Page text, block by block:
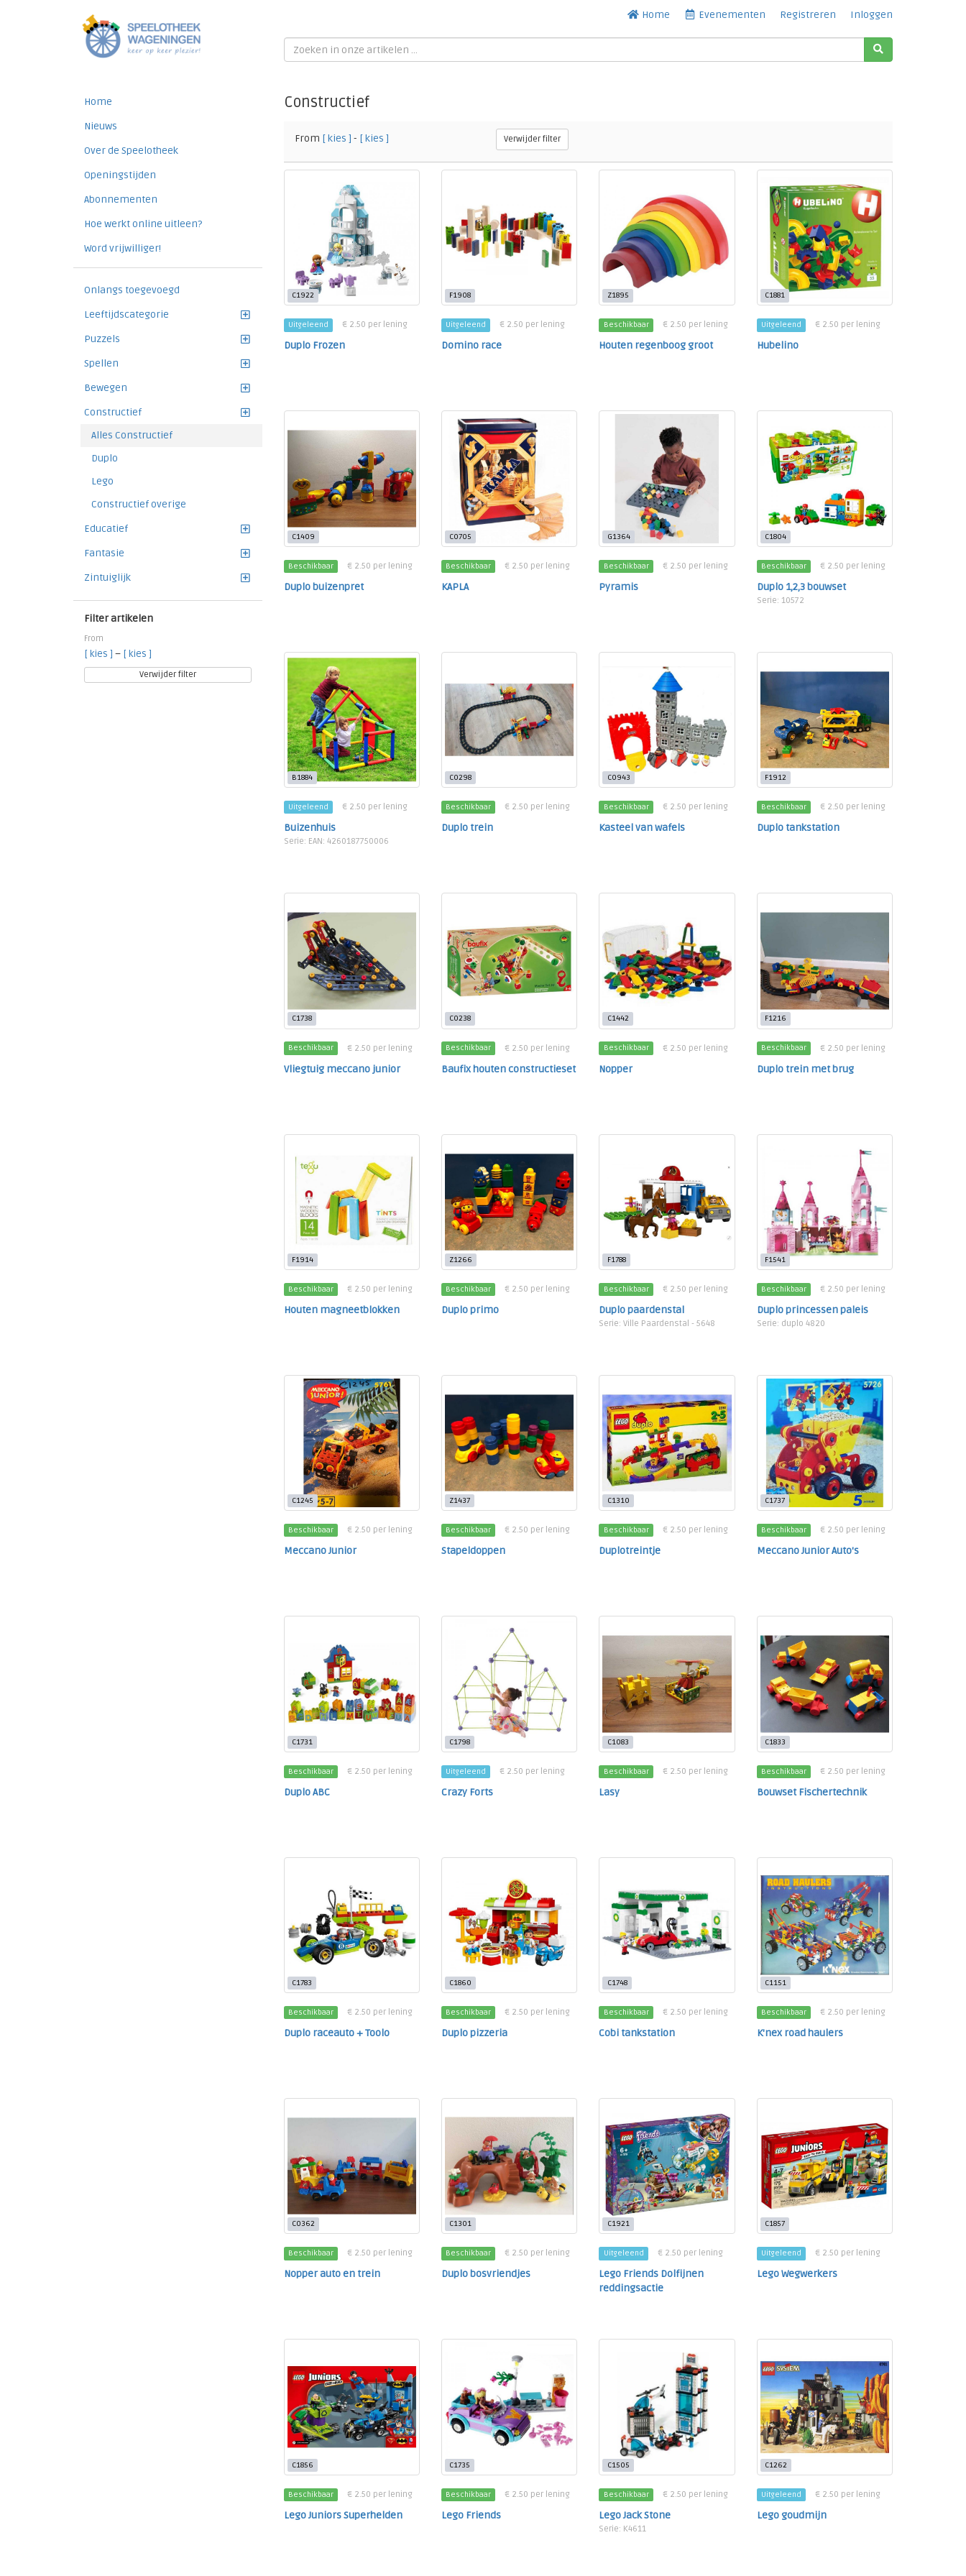
Home Evenementen Registreren Inloggen
Home
Nieuws
Over de Speelotheek
Openingstijden
Abonnementen
Hoe werkt online uitleen?
Word vrijwilliger!
Onlangs toegevoegd
Leeftijdscategorie
Puzzels
Spellen
Bewegen
Constructief
Alles Constructief
Duplo
Lego
Constructief overige
Educatief
Fantasie
Zintuiglijk
Filter artikelen
From
[ kies ] – [ kies ]
Verwijder filter
Constructief
From [ kies ] - [ kies ] Verwijder filter
C1922
Uitgeleend € 2.50 per lening
Duplo Frozen
F1908
Uitgeleend € 2.50 per lening
Domino race
Z1895
Beschikbaar € 2.50 per lening
Houten regenboog groot
C1881
Uitgeleend € 2.50 per lening
Hubelino
C1409
Beschikbaar € 2.50 per lening
Duplo buizenpret
C0705
Beschikbaar € 2.50 per lening
KAPLA
G1364
Beschikbaar € 2.50 per lening
Pyramis
C1804
Beschikbaar € 2.50 per lening
Duplo 1,2,3 bouwset
Serie: 10572
B1884
Uitgeleend € 2.50 per lening
Buizenhuis
Serie: EAN: 4260187750006
C0298
Beschikbaar € 2.50 per lening
Duplo trein
C0943
Beschikbaar € 2.50 per lening
Kasteel van wafels
F1912
Beschikbaar € 2.50 per lening
Duplo tankstation
C1738
Beschikbaar € 2.50 per lening
Vliegtuig meccano junior
C0238
Beschikbaar € 2.50 per lening
Baufix houten constructieset
C1442
Beschikbaar € 2.50 per lening
Nopper
F1216
Beschikbaar € 2.50 per lening
Duplo trein met brug
F1914
Beschikbaar € 2.50 per lening
Houten magneetblokken
Z1266
Beschikbaar € 2.50 per lening
Duplo primo
F1788
Beschikbaar € 2.50 per lening
Duplo paardenstal
Serie: Ville Paardenstal - 5648
F1541
Beschikbaar € 2.50 per lening
Duplo princessen paleis
Serie: duplo 4820
C1245
Beschikbaar € 2.50 per lening
Meccano Junior
Z1437
Beschikbaar € 2.50 per lening
Stapeldoppen
C1310
Beschikbaar € 2.50 per lening
Duplotreintje
C1737
Beschikbaar € 2.50 per lening
Meccano Junior Auto's
C1731
Beschikbaar € 2.50 per lening
Duplo ABC
C1798
Uitgeleend € 2.50 per lening
Crazy Forts
C1083
Beschikbaar € 2.50 per lening
Lasy
C1833
Beschikbaar € 2.50 per lening
Bouwset Fischertechnik
C1783
Beschikbaar € 2.50 per lening
Duplo raceauto + Toolo
C1860
Beschikbaar € 2.50 per lening
Duplo pizzeria
C1748
Beschikbaar € 2.50 per lening
Cobi tankstation
C1151
Beschikbaar € 2.50 per lening
K'nex road haulers
C0362
Beschikbaar € 2.50 per lening
Nopper auto en trein
C1301
Beschikbaar € 2.50 per lening
Duplo bosvriendjes
C1921
Uitgeleend € 2.50 per lening
Lego Friends Dolfijnen
reddingsactie
C1857
Uitgeleend € 2.50 per lening
Lego Wegwerkers
C1856
Beschikbaar € 2.50 per lening
Lego Juniors Superhelden
C1735
Beschikbaar € 2.50 per lening
Lego Friends
C1505
Beschikbaar € 2.50 per lening
Lego Jack Stone
Serie: K4611
C1262
Uitgeleend € 2.50 per lening
Lego goudmijn